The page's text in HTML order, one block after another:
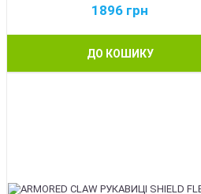
1896 грн
ДО КОШИКУ